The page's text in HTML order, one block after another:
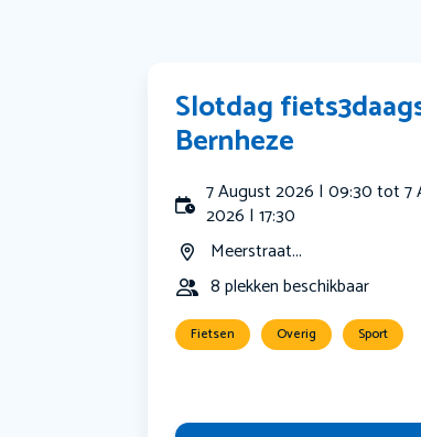
Slotdag
Bernheze
7 August 2026 | 09:30 tot 7
2026 | 17:30
Meerstraat...
8 plekken beschikbaar
Fietsen Overig Sport